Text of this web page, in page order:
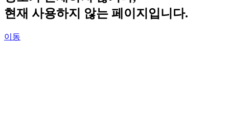
현재 사용하지 않는 페이지입니다.
이동